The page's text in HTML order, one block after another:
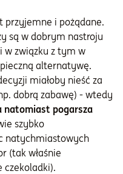
przyjemne i pożądane.
są w dobrym nastroju
w związku z tym w
alternatywę.
miałoby nieść za
dobrą zabawę) - wtedy
natomiast pogarsza
szybko
natychmiastowych
(tak właśnie
czekoladki).